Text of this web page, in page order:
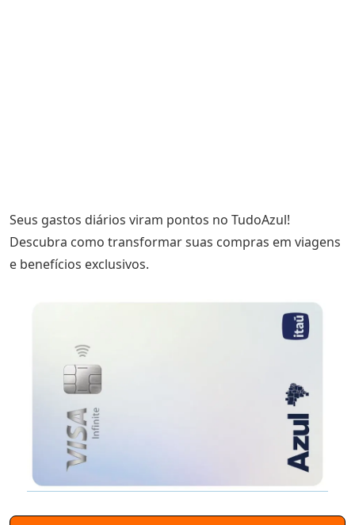
Seus gastos diários viram pontos no TudoAzul!
Descubra como transformar suas compras em viagens
e benefícios exclusivos.